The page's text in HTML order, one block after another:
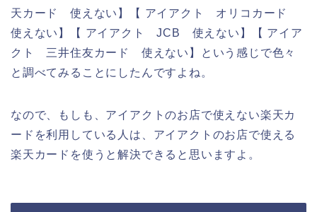
天カード 使えない】【 アイアクト オリコカード
使えない】【 アイアクト JCB 使えない】【 アイア
クト 三井住友カード 使えない】という感じで色々
と調べてみることにしたんですよね。
なので、もしも、アイアクトのお店で使えない楽天カ
ードを利用している人は、アイアクトのお店で使える
楽天カードを使うと解決できると思いますよ。